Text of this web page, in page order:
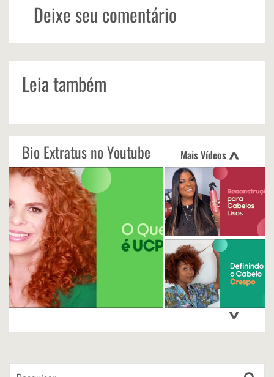
Deixe seu comentário
Leia também
<
Bio Extratus no Youtube Mais Vídeos
>